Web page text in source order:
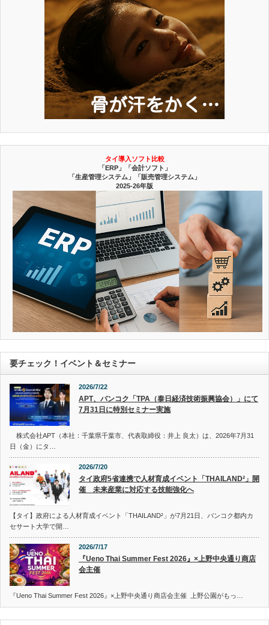
タイ導入ソフト比較
「ERP」「会計ソフト」
「生産管理システム」「販売管理システム」
2025-26年版
要チェック！イベント＆セミナー
2026/7/22
APT、バンコク「TPA（泰日経済技術振興協会）」にて
7月31日に特別セミナー実施
株式会社APT（本社：千葉県千葉市、代表取締役：井上 良太）は、2026年7月31
日（金）にタ…
2026/7/20
タイ政府5省連携で人材育成イベント「THAILAND²」開
催 未来産業に対応する技能強化へ
【タイ】政府による人材育成イベント「THAILAND²」が7月21日、バンコク都内カ
セサート大学で開…
2026/7/17
『Ueno Thai Summer Fest 2026』×上野中央通り商店
会主催
『Ueno Thai Summer Fest 2026』×上野中央通り商店会主催 上野公園がもっ…